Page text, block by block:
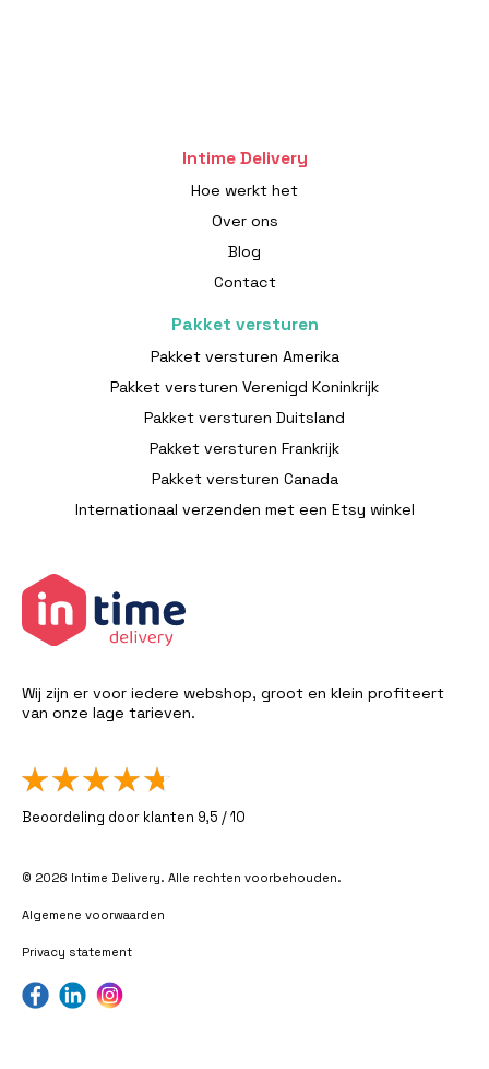
Wij zijn er voor iedere webshop, groot en klein profiteert
van onze lage tarieven.
Beoordeling door klanten 9,5 / 10
Intime Delivery
Hoe werkt het
Over ons
Blog
Contact
Pakket versturen
Pakket versturen Amerika
Pakket versturen Verenigd Koninkrijk
Pakket versturen Duitsland
Pakket versturen Frankrijk
Pakket versturen Canada
Internationaal verzenden met een Etsy winkel
© 2026 Intime Delivery. Alle rechten voorbehouden.
Algemene voorwaarden
Privacy statement